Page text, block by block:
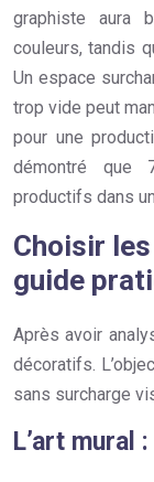
graphiste aura
couleurs, tandis
Un espace
trop vide peut
pour une
démontré que
productifs dans
Choisir
guide
Après avoir
décoratifs.
sans surcharge
L’art mural